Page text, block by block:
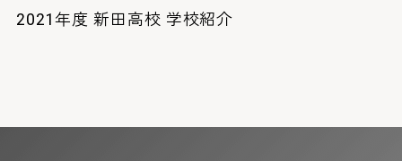
2021年度 新田高校 学校紹介